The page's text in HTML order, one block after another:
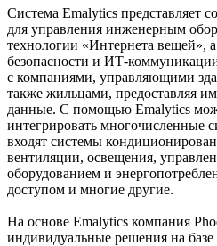
Система Emalytics представляет
для управления инженерным
технологии «Интернета вещей»,
безопасности и ИТ-
с компаниями, управляющими
также жильцами, предоставляя
данные. С помощью Emalytics
интегрировать многочисленные
входят системы
вентиляции, освещения,
оборудованием и
доступом и многие другие.
На основе Emalytics компания
индивидуальные решения на